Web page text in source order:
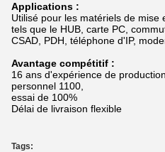
Applications :
Utilisé pour les matériels de mise
tels que le HUB, carte PC,
CSAD, PDH, téléphone d'IP,
Avantage compétitif :
16 ans d'expérience de production,
personnel 1100,
essai de 100%
Délai de livraison flexible
Tags: